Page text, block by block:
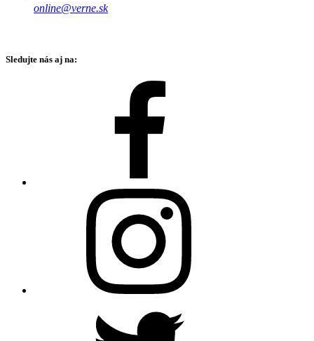
online@verne.sk
Sledujte nás aj na: